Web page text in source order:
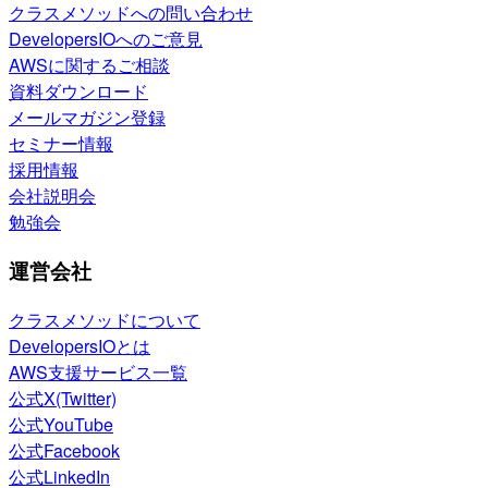
クラスメソッドへの問い合わせ
DevelopersIOへのご意見
AWSに関するご相談
資料ダウンロード
メールマガジン登録
セミナー情報
採用情報
会社説明会
勉強会
運営会社
クラスメソッドについて
DevelopersIOとは
AWS支援サービス一覧
公式X(Twitter)
公式YouTube
公式Facebook
公式LinkedIn